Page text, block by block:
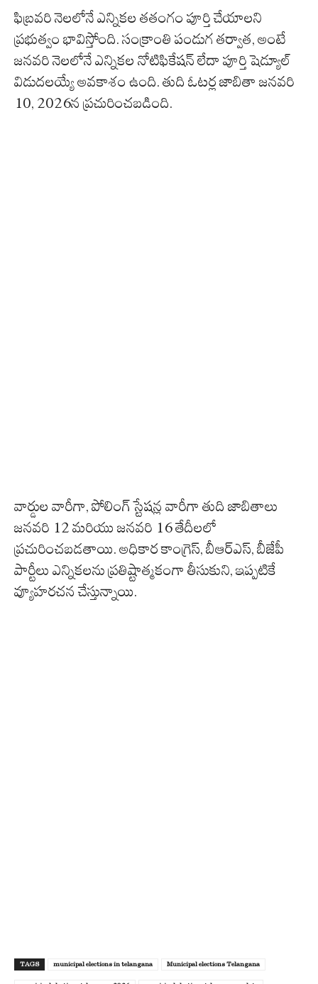
ఫిబ్రవరి నెలలోనే ఎన్నికల తతంగం పూర్తి చేయాలని
ప్రభుత్వం భావిస్తోంది. సంక్రాంతి పండుగ తర్వాత, అంటే
జనవరి నెలలోనే ఎన్నికల నోటిఫికేషన్ లేదా పూర్తి షెడ్యూల్
విడుదలయ్యే అవకాశం ఉంది. తుది ఓటర్ల జాబితా జనవరి
10, 2026న ప్రచురించబడింది.
వార్డుల వారీగా, పోలింగ్ స్టేషన్ల వారీగా తుది జాబితాలు
జనవరి 12 మరియు జనవరి 16 తేదీలలో
ప్రచురించబడతాయి. అధికార కాంగ్రెస్, బీఆర్ఎస్, బీజేపీ
పార్టీలు ఎన్నికలను ప్రతిష్టాత్మకంగా తీసుకుని, ఇప్పటికే
వ్యూహరచన చేస్తున్నాయి.
TAGS municipal elections in telangana Municipal elections Telangana